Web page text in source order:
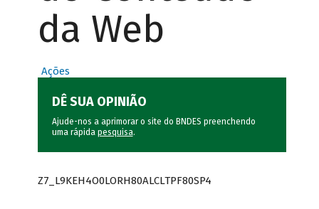
da Web
Ações
DÊ SUA OPINIÃO
Ajude-nos a aprimorar o site do BNDES preenchendo
uma rápida pesquisa.
Z7_L9KEH4O0LORH80ALCLTPF80SP4